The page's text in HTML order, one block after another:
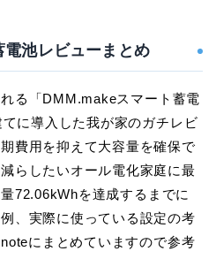
池レビューまとめ
る「DMM.makeスマート蓄電
に導入した我が家のガチレビ
費用を抑えて大容量を確保で
らしたいオール電化家庭に最
72.06kWhを達成するまでに
、実際に使っている設定の考
にまとめていますので参考